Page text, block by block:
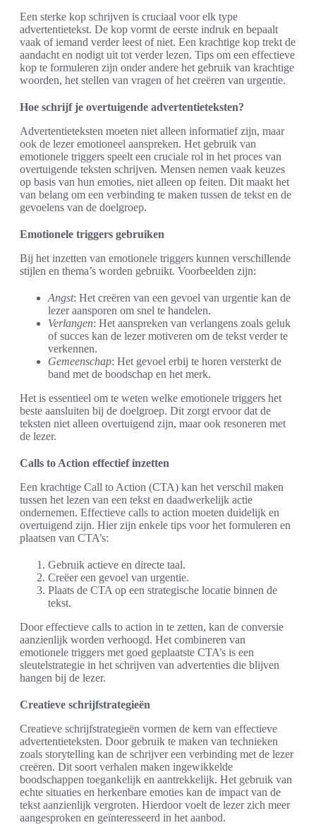
Een sterke kop schrijven is cruciaal voor elk type
advertentietekst. De kop vormt de eerste indruk en bepaalt
vaak of iemand verder leest of niet. Een krachtige kop trekt de
aandacht en nodigt uit tot verder lezen. Tips om een effectieve
kop te formuleren zijn onder andere het gebruik van krachtige
woorden, het stellen van vragen of het creëren van urgentie.
Hoe schrijf je overtuigende advertentieteksten?
Advertentieteksten moeten niet alleen informatief zijn, maar
ook de lezer emotioneel aanspreken. Het gebruik van
emotionele triggers speelt een cruciale rol in het proces van
overtuigende teksten schrijven. Mensen nemen vaak keuzes
op basis van hun emoties, niet alleen op feiten. Dit maakt het
van belang om een verbinding te maken tussen de tekst en de
gevoelens van de doelgroep.
Emotionele triggers gebruiken
Bij het inzetten van emotionele triggers kunnen verschillende
stijlen en thema’s worden gebruikt. Voorbeelden zijn:
Angst: Het creëren van een gevoel van urgentie kan de
lezer aansporen om snel te handelen.
Verlangen: Het aanspreken van verlangens zoals geluk
of succes kan de lezer motiveren om de tekst verder te
verkennen.
Gemeenschap: Het gevoel erbij te horen versterkt de
band met de boodschap en het merk.
Het is essentieel om te weten welke emotionele triggers het
beste aansluiten bij de doelgroep. Dit zorgt ervoor dat de
teksten niet alleen overtuigend zijn, maar ook resoneren met
de lezer.
Calls to Action effectief inzetten
Een krachtige Call to Action (CTA) kan het verschil maken
tussen het lezen van een tekst en daadwerkelijk actie
ondernemen. Effectieve calls to action moeten duidelijk en
overtuigend zijn. Hier zijn enkele tips voor het formuleren en
plaatsen van CTA’s:
Gebruik actieve en directe taal.
Creëer een gevoel van urgentie.
Plaats de CTA op een strategische locatie binnen de
tekst.
Door effectieve calls to action in te zetten, kan de conversie
aanzienlijk worden verhoogd. Het combineren van
emotionele triggers met goed geplaatste CTA’s is een
sleutelstrategie in het schrijven van advertenties die blijven
hangen bij de lezer.
Creatieve schrijfstrategieën
Creatieve schrijfstrategieën vormen de kern van effectieve
advertentieteksten. Door gebruik te maken van technieken
zoals storytelling kan de schrijver een verbinding met de lezer
creëren. Dit soort verhalen maken ingewikkelde
boodschappen toegankelijk en aantrekkelijk. Het gebruik van
echte situaties en herkenbare emoties kan de impact van de
tekst aanzienlijk vergroten. Hierdoor voelt de lezer zich meer
aangesproken en geïnteresseerd in het aanbod.